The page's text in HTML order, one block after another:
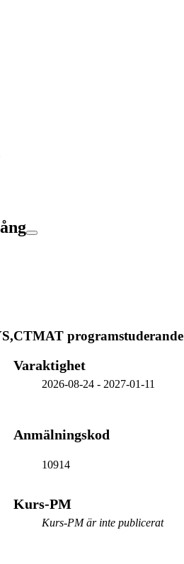
programstuderande
Varaktighet
2026-08-24 - 2027-01-11
Anmälningskod
10914
Kurs-PM
Kurs-PM är inte publicerat